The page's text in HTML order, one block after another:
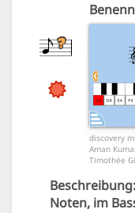
discovery
Aman
Timothée
Beschreibung:
Noten, im